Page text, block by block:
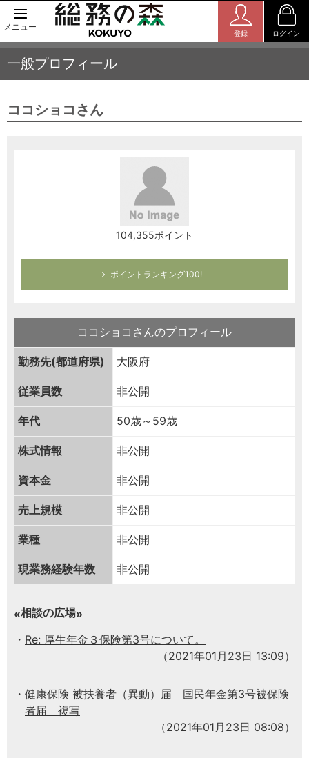
メニュー
登録 ログイン
一般プロフィール
ココショコさん
104,355ポイント
ポイントランキング100!
ココショコさんのプロフィール
勤務先(都道府県) 大阪府
従業員数 非公開
年代 50歳～59歳
株式情報 非公開
資本金 非公開
売上規模 非公開
業種 非公開
現業務経験年数 非公開
相談の広場
Re: 厚生年金３保険第3号について。
（2021年01月23日 13:09）
健康保険 被扶養者（異動）届 国民年金第3号被保険
者届 複写
（2021年01月23日 08:08）